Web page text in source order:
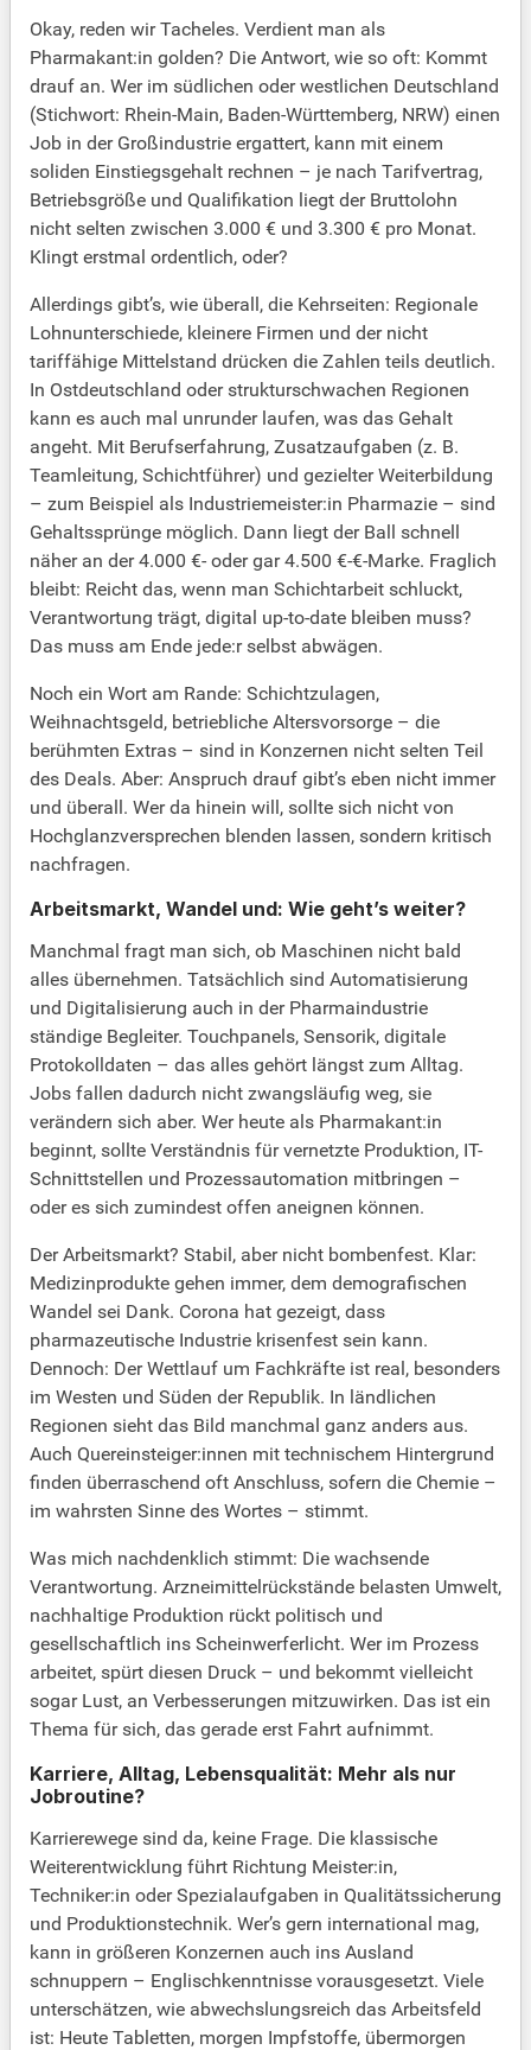
Okay, reden wir Tacheles. Verdient man als
Pharmakant:in golden? Die Antwort, wie so oft: Kommt
drauf an. Wer im südlichen oder westlichen Deutschland
(Stichwort: Rhein-Main, Baden-Württemberg, NRW) einen
Job in der Großindustrie ergattert, kann mit einem
soliden Einstiegsgehalt rechnen – je nach Tarifvertrag,
Betriebsgröße und Qualifikation liegt der Bruttolohn
nicht selten zwischen 3.000 € und 3.300 € pro Monat.
Klingt erstmal ordentlich, oder?
Allerdings gibt’s, wie überall, die Kehrseiten: Regionale
Lohnunterschiede, kleinere Firmen und der nicht
tariffähige Mittelstand drücken die Zahlen teils deutlich.
In Ostdeutschland oder strukturschwachen Regionen
kann es auch mal unrunder laufen, was das Gehalt
angeht. Mit Berufserfahrung, Zusatzaufgaben (z. B.
Teamleitung, Schichtführer) und gezielter Weiterbildung
– zum Beispiel als Industriemeister:in Pharmazie – sind
Gehaltssprünge möglich. Dann liegt der Ball schnell
näher an der 4.000 €- oder gar 4.500 €-€-Marke. Fraglich
bleibt: Reicht das, wenn man Schichtarbeit schluckt,
Verantwortung trägt, digital up-to-date bleiben muss?
Das muss am Ende jede:r selbst abwägen.
Noch ein Wort am Rande: Schichtzulagen,
Weihnachtsgeld, betriebliche Altersvorsorge – die
berühmten Extras – sind in Konzernen nicht selten Teil
des Deals. Aber: Anspruch drauf gibt’s eben nicht immer
und überall. Wer da hinein will, sollte sich nicht von
Hochglanzversprechen blenden lassen, sondern kritisch
nachfragen.
Arbeitsmarkt, Wandel und: Wie geht’s weiter?
Manchmal fragt man sich, ob Maschinen nicht bald
alles übernehmen. Tatsächlich sind Automatisierung
und Digitalisierung auch in der Pharmaindustrie
ständige Begleiter. Touchpanels, Sensorik, digitale
Protokolldaten – das alles gehört längst zum Alltag.
Jobs fallen dadurch nicht zwangsläufig weg, sie
verändern sich aber. Wer heute als Pharmakant:in
beginnt, sollte Verständnis für vernetzte Produktion, IT-
Schnittstellen und Prozessautomation mitbringen –
oder es sich zumindest offen aneignen können.
Der Arbeitsmarkt? Stabil, aber nicht bombenfest. Klar:
Medizinprodukte gehen immer, dem demografischen
Wandel sei Dank. Corona hat gezeigt, dass
pharmazeutische Industrie krisenfest sein kann.
Dennoch: Der Wettlauf um Fachkräfte ist real, besonders
im Westen und Süden der Republik. In ländlichen
Regionen sieht das Bild manchmal ganz anders aus.
Auch Quereinsteiger:innen mit technischem Hintergrund
finden überraschend oft Anschluss, sofern die Chemie –
im wahrsten Sinne des Wortes – stimmt.
Was mich nachdenklich stimmt: Die wachsende
Verantwortung. Arzneimittelrückstände belasten Umwelt,
nachhaltige Produktion rückt politisch und
gesellschaftlich ins Scheinwerferlicht. Wer im Prozess
arbeitet, spürt diesen Druck – und bekommt vielleicht
sogar Lust, an Verbesserungen mitzuwirken. Das ist ein
Thema für sich, das gerade erst Fahrt aufnimmt.
Karriere, Alltag, Lebensqualität: Mehr als nur
Jobroutine?
Karrierewege sind da, keine Frage. Die klassische
Weiterentwicklung führt Richtung Meister:in,
Techniker:in oder Spezialaufgaben in Qualitätssicherung
und Produktionstechnik. Wer’s gern international mag,
kann in größeren Konzernen auch ins Ausland
schnuppern – Englischkenntnisse vorausgesetzt. Viele
unterschätzen, wie abwechslungsreich das Arbeitsfeld
ist: Heute Tabletten, morgen Impfstoffe, übermorgen